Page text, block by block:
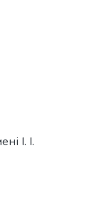
І. І.